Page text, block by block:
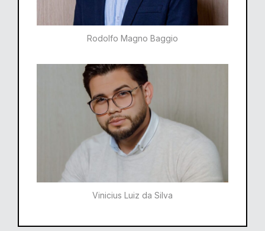
Rodolfo Magno Baggio​​
Vinicius Luiz da Silva